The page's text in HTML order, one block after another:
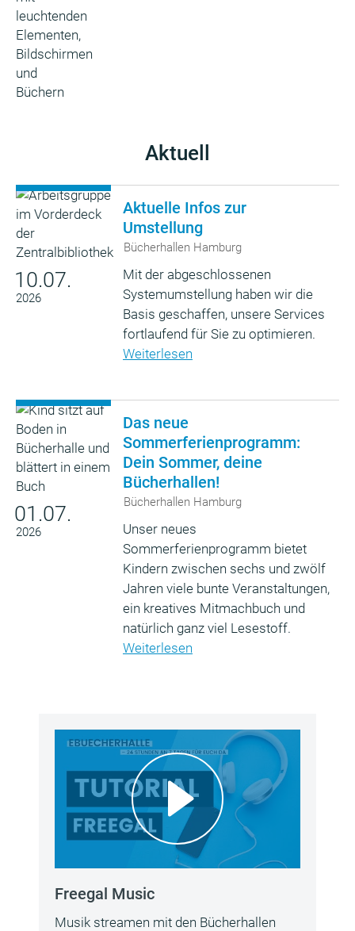
Aktuell
10.07.
2026
Aktuelle Infos zur
Umstellung
Bücherhallen Hamburg
Mit der abgeschlossenen
Systemumstellung haben wir die
Basis geschaffen, unsere Services
fortlaufend für Sie zu optimieren.
Weiterlesen
01.07.
2026
Das neue
Sommerferienprogramm:
Dein Sommer, deine
Bücherhallen!
Bücherhallen Hamburg
Unser neues
Sommerferienprogramm bietet
Kindern zwischen sechs und zwölf
Jahren viele bunte Veranstaltungen,
ein kreatives Mitmachbuch und
natürlich ganz viel Lesestoff.
Weiterlesen
Freegal Music
Musik streamen mit den Bücherhallen